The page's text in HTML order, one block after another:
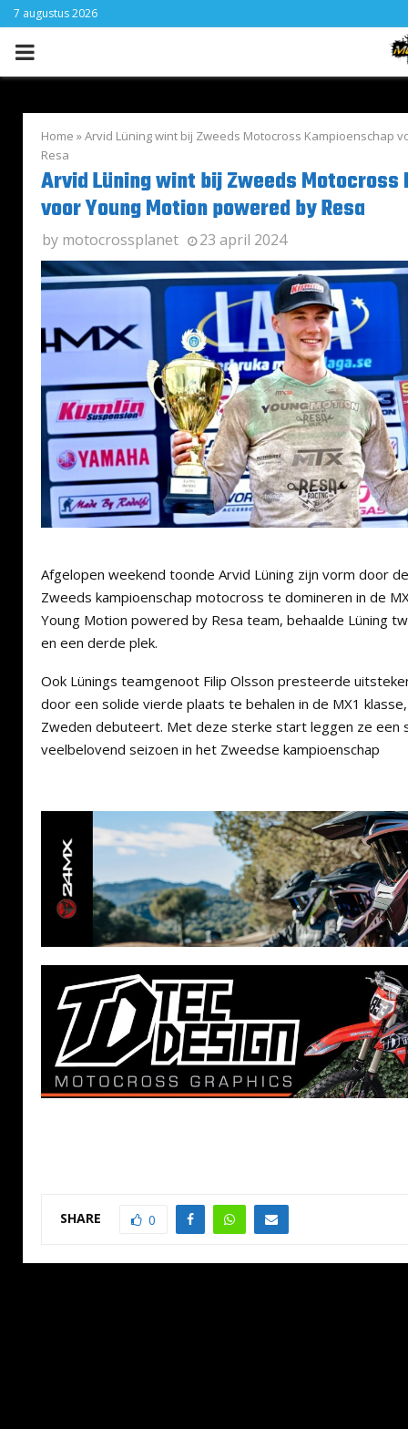
7 augustus 2026
PRIMARY
Home »Arvid Lüning wint bij Zweeds Motocross Kampioenschap
Resa
Arvid Lüning wint bij Zweeds Motocross
voor Young Motion powered by Resa
by motocrossplanet 23 april 2024
Afgelopen weekend toonde Arvid Lüning zijn vorm door
Zweeds kampioenschap motocross te domineren in de
Young Motion powered by Resa team, behaalde Lüning
en een derde plek.
Ook Lünings teamgenoot Filip Olsson presteerde
door een solide vierde plaats te behalen in de MX1
Zweden debuteert. Met deze sterke start leggen ze een
veelbelovend seizoen in het Zweedse kampioenschap
SHARE 0